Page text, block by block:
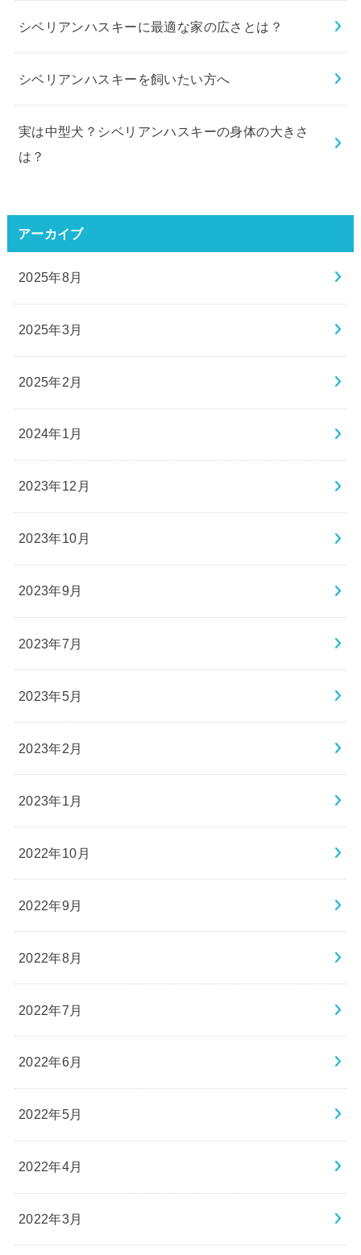
シベリアンハスキーに最適な家の広さとは？
シベリアンハスキーを飼いたい方へ
実は中型犬？シベリアンハスキーの身体の大きさ
は？
アーカイブ
2025年8月
2025年3月
2025年2月
2024年1月
2023年12月
2023年10月
2023年9月
2023年7月
2023年5月
2023年2月
2023年1月
2022年10月
2022年9月
2022年8月
2022年7月
2022年6月
2022年5月
2022年4月
2022年3月